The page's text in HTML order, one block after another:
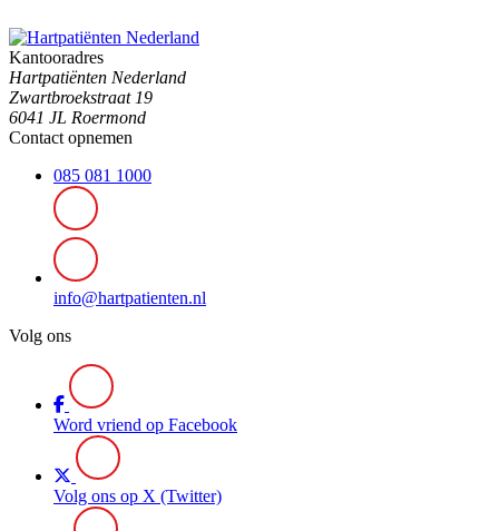
Kantooradres
Hartpatiënten Nederland
Zwartbroekstraat 19
6041 JL Roermond
Contact opnemen
085 081 1000
info@hartpatienten.nl
Volg ons
Word vriend op Facebook
Volg ons op X (Twitter)